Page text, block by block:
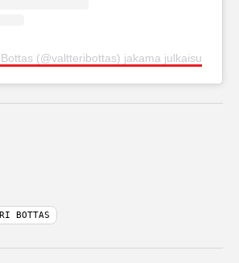
(@valtteribottas) jakama julkaisu
BOTTAS